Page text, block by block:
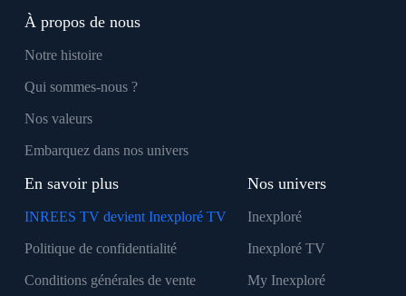
À propos de nous
Notre histoire
Qui sommes-nous ?
Nos valeurs
Embarquez dans nos univers
En savoir plus
INREES TV devient Inexploré TV
Politique de confidentialité
Conditions générales de vente
Nos univers
Inexploré
Inexploré TV
My Inexploré